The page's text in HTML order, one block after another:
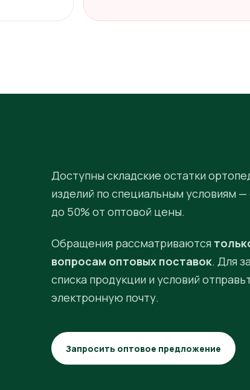
Доступны складские остатки
изделий по специальным условиям —
до 50% от оптовой цены.
Обращения рассматриваются
вопросам оптовых поставок. Для
списка продукции и условий
электронную почту.
Запросить оптовое предложение